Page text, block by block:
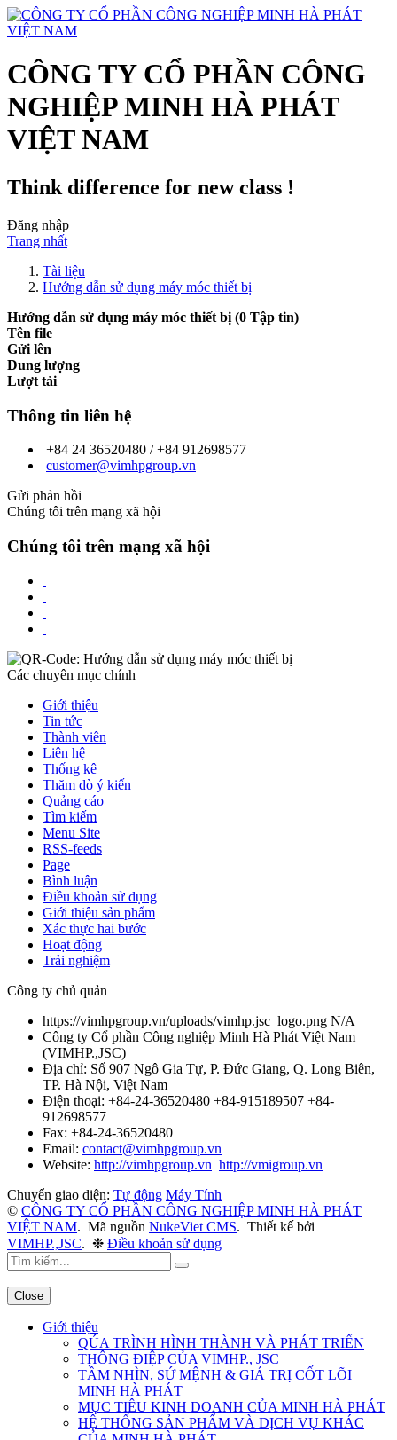
CÔNG TY CỔ PHẦN CÔNG
NGHIỆP MINH HÀ PHÁT
VIỆT NAM
Think difference for new class !
Đăng nhập
Trang nhất
Tài liệu
Hướng dẫn sử dụng máy móc thiết bị
Hướng dẫn sử dụng máy móc thiết bị (0 Tập tin)
Tên file
Gửi lên
Dung lượng
Lượt tải
Thông tin liên hệ
+84 24 36520480 / +84 912698577
customer@vimhpgroup.vn
Gửi phản hồi
Chúng tôi trên mạng xã hội
Chúng tôi trên mạng xã hội
Các chuyên mục chính
Giới thiệu
Tin tức
Thành viên
Liên hệ
Thống kê
Thăm dò ý kiến
Quảng cáo
Tìm kiếm
Menu Site
RSS-feeds
Page
Bình luận
Điều khoản sử dụng
Giới thiệu sản phẩm
Xác thực hai bước
Hoạt động
Trải nghiệm
Công ty chủ quản
https://vimhpgroup.vn/uploads/vimhp.jsc_logo.png N/A
Công ty Cổ phần Công nghiệp Minh Hà Phát Việt Nam
(VIMHP.,JSC)
Địa chỉ: Số 907 Ngô Gia Tự, P. Đức Giang, Q. Long Biên,
TP. Hà Nội, Việt Nam
Điện thoại: +84-24-36520480 +84-915189507 +84-
912698577
Fax: +84-24-36520480
Email: contact@vimhpgroup.vn
Website: http://vimhpgroup.vn http://vmigroup.vn
Chuyển giao diện: Tự động Máy Tính
© CÔNG TY CỔ PHẦN CÔNG NGHIỆP MINH HÀ PHÁT
VIỆT NAM. Mã nguồn NukeViet CMS. Thiết kế bởi
VIMHP.,JSC. ❉ Điều khoản sử dụng
Close
Giới thiệu
QÚA TRÌNH HÌNH THÀNH VÀ PHÁT TRIỂN
THÔNG ĐIỆP CỦA VIMHP., JSC
TẦM NHÌN, SỨ MỆNH & GIÁ TRỊ CỐT LÕI
MINH HÀ PHÁT
MỤC TIÊU KINH DOANH CỦA MINH HÀ PHÁT
HỆ THỐNG SẢN PHẨM VÀ DỊCH VỤ KHÁC